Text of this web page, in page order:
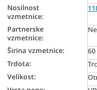
Vzmetnice za
Nosilnost
vzmetnice:
Partnerske
vzmetnice:
Ne
Širina vzmetnice:
Trdota:
Velikost: